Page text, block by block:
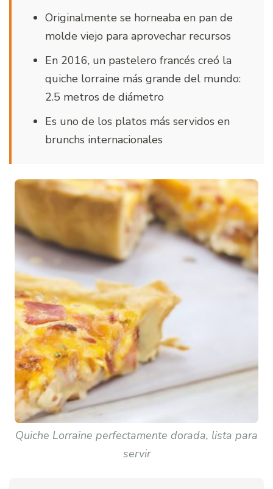
Originalmente se horneaba en pan de
molde viejo para aprovechar recursos
En 2016, un pastelero francés creó la
quiche lorraine más grande del mundo:
2.5 metros de diámetro
Es uno de los platos más servidos en
brunchs internacionales
Quiche Lorraine perfectamente dorada, lista para
servir